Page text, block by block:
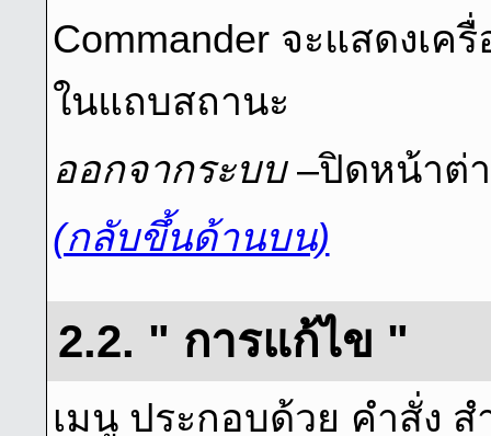
Commander จะแสดงเ
ในแถบสถานะ
ออกจากระบบ–ปิดหน้าต่
(กลับขึ้นด้านบน)
2.2. " การแก้ไข "
เมนู ประกอบด้วย คำสั่ง